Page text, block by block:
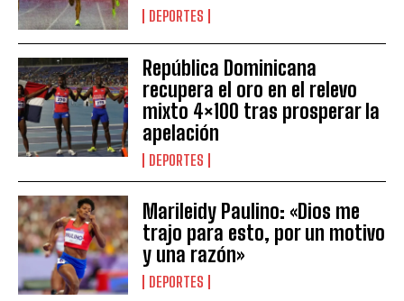
DEPORTES
República Dominicana
recupera el oro en el relevo
mixto 4×100 tras prosperar la
apelación
DEPORTES
Marileidy Paulino: «Dios me
trajo para esto, por un motivo
y una razón»
DEPORTES